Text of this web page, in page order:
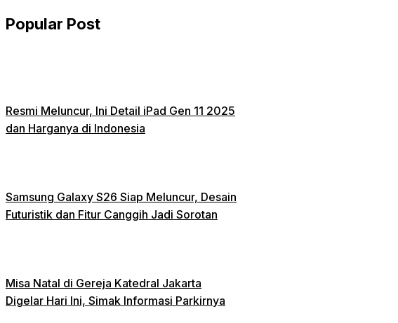
Popular Post
Resmi Meluncur, Ini Detail iPad Gen 11 2025
dan Harganya di Indonesia
Samsung Galaxy S26 Siap Meluncur, Desain
Futuristik dan Fitur Canggih Jadi Sorotan
Misa Natal di Gereja Katedral Jakarta
Digelar Hari Ini, Simak Informasi Parkirnya